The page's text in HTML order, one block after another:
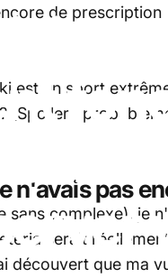
sur
de prescription
est un sport
(Spoiler :
n'avais pas
sans complexe), je
serait
que ma